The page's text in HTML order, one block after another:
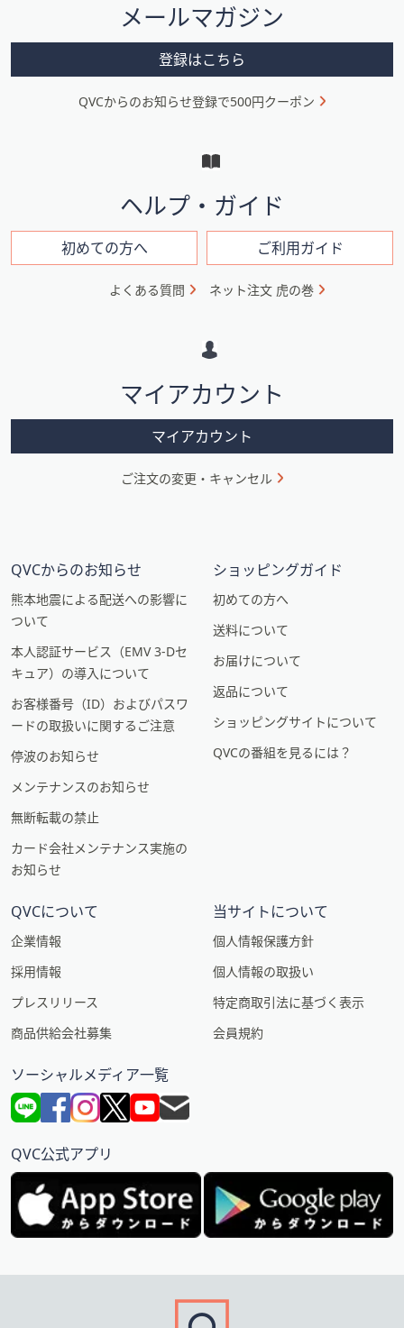
メ
ニ
ン
ン
メールマガジン
登録はこちら
QVCからのお知らせ登録で500円クーポン
ヘルプ・ガイド
初めての方へ ご利用ガイド
よくある質問 ネット注文 虎の巻
マイアカウント
マイアカウント
ご注文の変更・キャンセル
QVCからのお知らせ
熊本地震による配送への影響に
ついて
本人認証サービス（EMV 3-Dセ
キュア）の導入について
お客様番号（ID）およびパスワ
ードの取扱いに関するご注意
停波のお知らせ
メンテナンスのお知らせ
無断転載の禁止
カード会社メンテナンス実施の
お知らせ
ショッピングガイド
初めての方へ
送料について
お届けについて
返品について
ショッピングサイトについて
QVCの番組を見るには？
QVCについて
企業情報
採用情報
プレスリリース
商品供給会社募集
当サイトについて
個人情報保護方針
個人情報の取扱い
特定商取引法に基づく表示
会員規約
ソーシャルメディア一覧
QVC公式アプリ